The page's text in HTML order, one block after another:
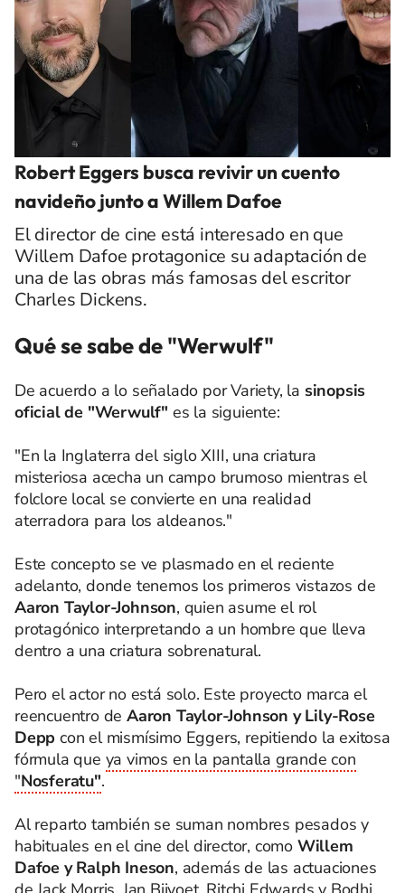
Robert Eggers busca revivir un cuento
navideño junto a Willem Dafoe
El director de cine está interesado en que
Willem Dafoe protagonice su adaptación de
una de las obras más famosas del escritor
Charles Dickens.
Qué se sabe de "Werwulf"
De acuerdo a lo señalado por Variety, la sinopsis
oficial de "Werwulf" es la siguiente:
"En la Inglaterra del siglo XIII, una criatura
misteriosa acecha un campo brumoso mientras el
folclore local se convierte en una realidad
aterradora para los aldeanos."
Este concepto se ve plasmado en el reciente
adelanto, donde tenemos los primeros vistazos de
Aaron Taylor-Johnson, quien asume el rol
protagónico interpretando a un hombre que lleva
dentro a una criatura sobrenatural.
Pero el actor no está solo. Este proyecto marca el
reencuentro deAaron Taylor-Johnson y Lily-Rose
Depp con el mismísimo Eggers, repitiendo la exitosa
fórmula que ya vimos en la pantalla grande con
"Nosferatu".
Al reparto también se suman nombres pesados y
habituales en el cine del director, como Willem
Dafoe y Ralph Ineson, además de las actuaciones